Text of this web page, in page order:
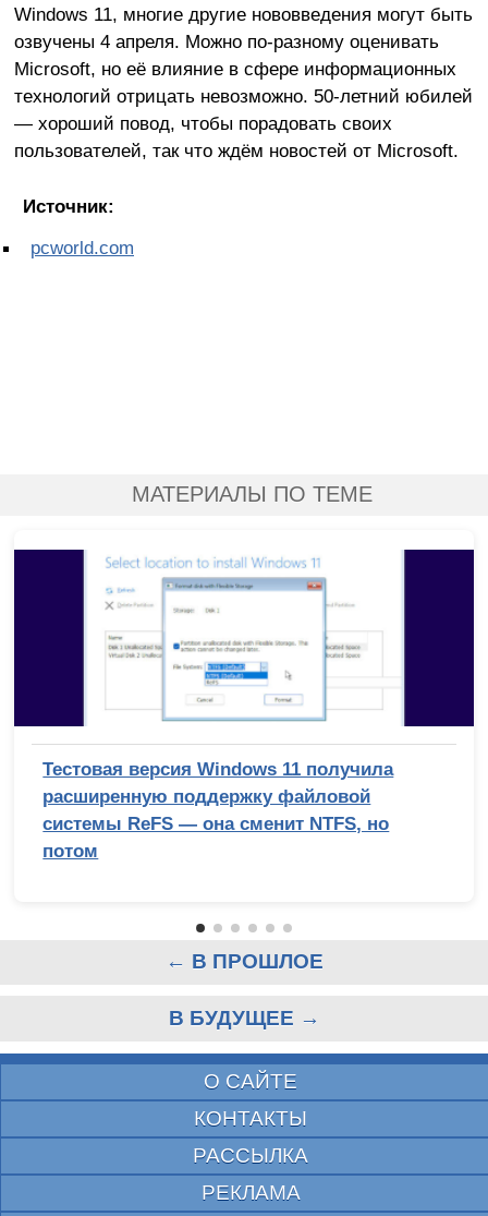
Windows 11, многие другие нововведения могут быть
озвучены 4 апреля. Можно по-разному оценивать
Microsoft, но её влияние в сфере информационных
технологий отрицать невозможно. 50-летний юбилей
— хороший повод, чтобы порадовать своих
пользователей, так что ждём новостей от Microsoft.
Источник:
pcworld.com
МАТЕРИАЛЫ ПО ТЕМЕ
Тестовая версия Windows 11 получила
расширенную поддержку файловой
системы ReFS — она сменит NTFS, но
потом
← В ПРОШЛОЕ
В БУДУЩЕЕ →
О САЙТЕ
КОНТАКТЫ
РАССЫЛКА
РЕКЛАМА